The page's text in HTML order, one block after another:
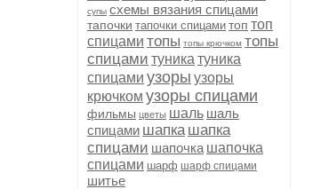
супы схемы вязания спицами
тапочки тапочки спицами топ топ
спицами топы топы крючком топы
спицами туника туника
спицами узоры узоры
крючком узоры спицами
фильмы цветы шаль шаль
спицами шапка шапка
спицами шапочка шапочка
спицами шарф шарф спицами
шитье